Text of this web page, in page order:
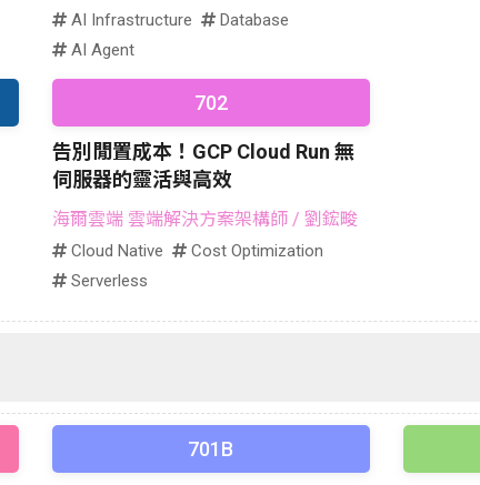
AI Infrastructure
Database
AI Agent
702
告別閒置成本！GCP Cloud Run 無
伺服器的靈活與高效
海爾雲端 雲端解決方案架構師 / 劉鋐畯
Cloud Native
Cost Optimization
Serverless
701B